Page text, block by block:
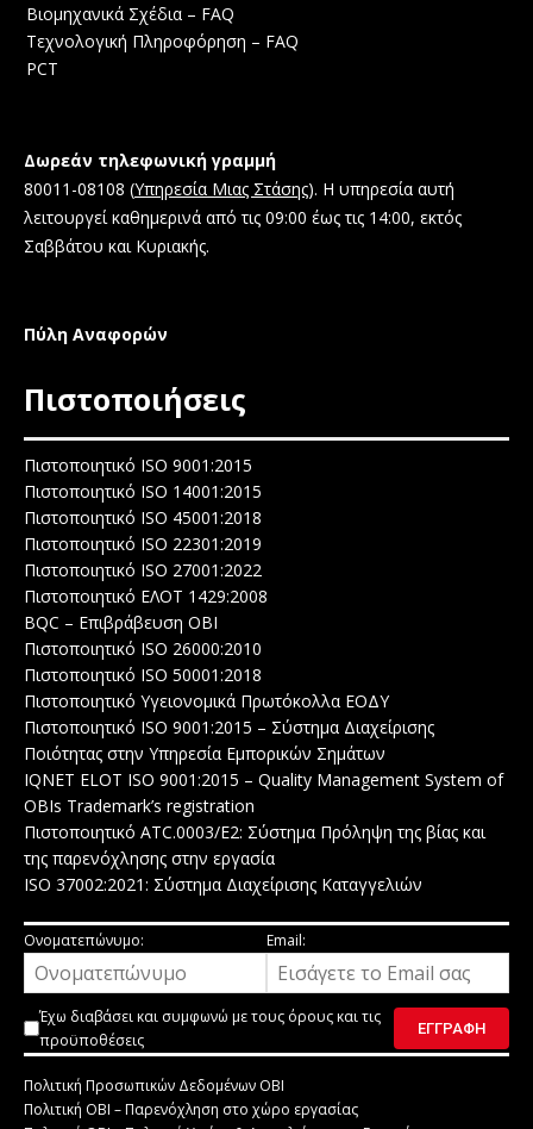
Βιομηχανικά Σχέδια – FAQ
Τεχνολογική Πληροφόρηση – FAQ
PCT
Δωρεάν τηλεφωνική γραμμή
80011-08108 (Υπηρεσία Μιας Στάσης). Η υπηρεσία αυτή
λειτουργεί καθημερινά από τις 09:00 έως τις 14:00, εκτός
Σαββάτου και Κυριακής.
Πύλη Αναφορών
Πιστοποιήσεις
Πιστοποιητικό ISO 9001:2015
Πιστοποιητικό ISO 14001:2015
Πιστοποιητικό ISO 45001:2018
Πιστοποιητικό ISO 22301:2019
Πιστοποιητικό ISO 27001:2022
Πιστοποιητικό ΕΛΟΤ 1429:2008
BQC – Επιβράβευση ΟΒΙ
Πιστοποιητικό ISO 26000:2010
Πιστοποιητικό ISO 50001:2018
Πιστοποιητικό Υγειονομικά Πρωτόκολλα ΕΟΔΥ
Πιστοποιητικό ISO 9001:2015 – Σύστημα Διαχείρισης
Ποιότητας στην Υπηρεσία Εμπορικών Σημάτων
IQNET ELOT ISO 9001:2015 – Quality Management System of
OBIs Trademark’s registration
Πιστοποιητικό ATC.0003/E2: Σύστημα Πρόληψη της βίας και
της παρενόχλησης στην εργασία
ISO 37002:2021: Σύστημα Διαχείρισης Καταγγελιών
Ονοματεπώνυμο: Email:
Έχω διαβάσει και συμφωνώ με τους όρους και τις
προϋποθέσεις
Πολιτική Προσωπικών Δεδομένων ΟΒΙ
Πολιτική ΟΒΙ – Παρενόχληση στο χώρο εργασίας